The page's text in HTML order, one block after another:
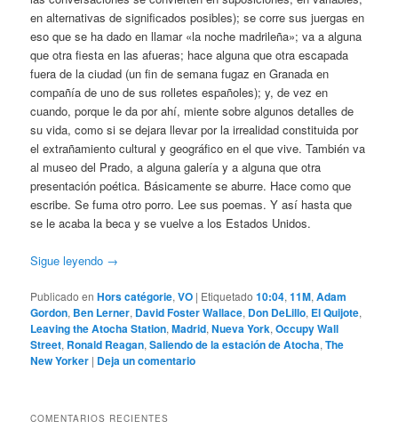
en alternativas de significados posibles); se corre sus juergas en
eso que se ha dado en llamar «la noche madrileña»; va a alguna
que otra fiesta en las afueras; hace alguna que otra escapada
fuera de la ciudad (un fin de semana fugaz en Granada en
compañía de uno de sus rolletes españoles); y, de vez en
cuando, porque le da por ahí, miente sobre algunos detalles de
su vida, como si se dejara llevar por la irrealidad constituida por
el extrañamiento cultural y geográfico en el que vive. También va
al museo del Prado, a alguna galería y a alguna que otra
presentación poética. Básicamente se aburre. Hace como que
escribe. Se fuma otro porro. Lee sus poemas. Y así hasta que
se le acaba la beca y se vuelve a los Estados Unidos.
Sigue leyendo →
Publicado en Hors catégorie,VO | Etiquetado 10:04,11M,Adam
Gordon, Ben Lerner, David Foster Wallace, Don DeLillo, El Quijote,
Leaving the Atocha Station,Madrid,Nueva York,Occupy Wall
Street, Ronald Reagan,Saliendo de la estación de Atocha,The
New Yorker | Deja un comentario
COMENTARIOS RECIENTES